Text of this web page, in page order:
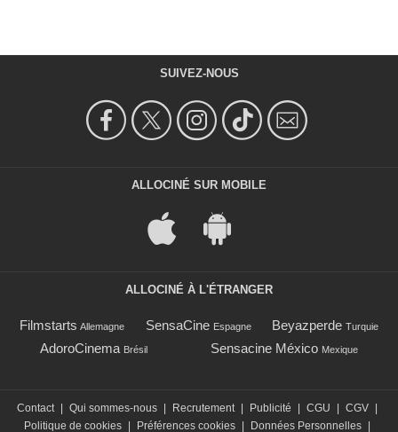
SUIVEZ-NOUS
ALLOCINÉ SUR MOBILE
ALLOCINÉ À L'ÉTRANGER
Filmstarts Allemagne SensaCine Espagne Beyazperde Turquie
AdoroCinema Brésil Sensacine México Mexique
Contact Qui sommes-nous Recrutement Publicité CGU CGV
Politique de cookies
Préférences cookies Données Personnelles